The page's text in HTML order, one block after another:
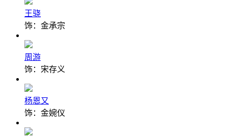
王骁
饰：金承宗
周游
饰：宋存义
杨恩又
饰：金婉仪